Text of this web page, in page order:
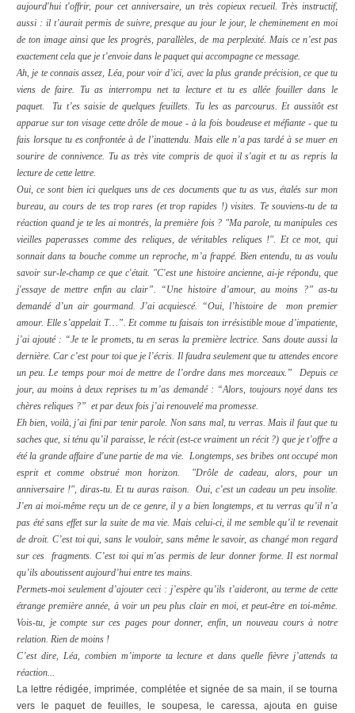
aujourd'hui t'offrir, pour cet anniversaire, un très copieux recueil. Très instructif,
aussi : il t’aurait permis de suivre, presque au jour le jour, le cheminement en moi
de ton image ainsi que les progrès, parallèles, de ma perplexité. Mais ce n’est pas
exactement cela que je t’envoie dans le paquet qui accompagne ce message.
Ah, je te connais assez, Léa, pour voir d’ici, avec la plus grande précision, ce que tu
viens de faire. Tu as interrompu net ta lecture et tu es allée fouiller dans le
paquet.
Tu t’es saisie de quelques feuillets. Tu les as parcourus. Et aussitôt est
apparue sur ton visage cette drôle de moue - à la fois boudeuse et méfiante - que tu
fais lorsque tu es confrontée à de l’inattendu. Mais elle n’a pas tardé à se muer en
sourire de connivence. Tu as très vite compris de quoi il s'agit et tu as repris la
lecture de cette lettre.
Oui, ce sont bien ici quelques uns de ces documents que tu as vus, étalés sur mon
bureau, au cours de tes trop rares (et trop rapides !) visites. Te souviens-tu de ta
réaction quand je te les ai montrés, la première fois ? "Ma parole, tu manipules ces
vieilles paperasses comme des reliques, de véritables reliques !". Et ce mot, qui
sonnait dans ta bouche comme un reproche, m’a frappé. Bien entendu, tu as voulu
savoir sur-le-champ ce que c'était. "C'est une histoire ancienne, ai-je répondu, que
j'essaye de mettre enfin au clair”. “Une histoire d’amour, au moins ?” as-tu
demandé d’un air gourmand. J’ai acquiescé. “Oui, l’histoire de
mon premier
amour. Elle s’appelait T…”. Et comme tu faisais ton irrésistible moue d’impatiente,
j’ai ajouté : “Je te le promets, tu en seras la première lectrice. Sans doute aussi la
dernière. Car c’est pour toi que je l’écris. Il faudra seulement que tu attendes encore
un peu. Le temps pour moi de mettre de l’ordre dans mes morceaux.”
Depuis ce
jour, au moins à deux reprises tu m’as demandé : “Alors, toujours noyé dans tes
chères reliques ?” et par deux fois j’ai renouvelé ma promesse.
Eh bien, voilà, j’ai fini par tenir parole. Non sans mal, tu verras. Mais il faut que tu
saches que, si ténu qu’il paraisse, le récit (est-ce vraiment un récit ?) que je t’offre a
été la grande affaire d'une partie de ma vie. Longtemps, ses bribes ont occupé mon
esprit et comme obstrué mon horizon.
"Drôle de cadeau, alors, pour un
anniversaire !", diras-tu. Et tu auras raison.
Oui, c’est un cadeau un peu insolite.
J’en ai moi-même reçu un de ce genre, il y a bien longtemps, et tu verras qu’il n’a
pas été sans effet sur la suite de ma vie. Mais celui-ci, il me semble qu’il te revenait
de droit. C’est toi qui, sans le vouloir, sans même le savoir, as changé mon regard
sur ces
fragments. C’est toi qui m'as permis de leur donner forme. Il est normal
qu’ils aboutissent aujourd’hui entre tes mains.
Permets-moi seulement d’ajouter ceci : j’espère qu’ils t’aideront, au terme de cette
étrange première année, à voir un peu plus clair en moi, et peut-être en toi-même.
Vois-tu, je compte sur ces pages pour donner, enfin, un nouveau cours à notre
relation. Rien de moins !
C’est dire, Léa, combien m’importe ta lecture et dans quelle fièvre j’attends ta
réaction...
La lettre rédigée, imprimée, complétée et signée de sa main, il se tourna
vers le paquet de feuilles, le soupesa, le caressa, ajouta en guise